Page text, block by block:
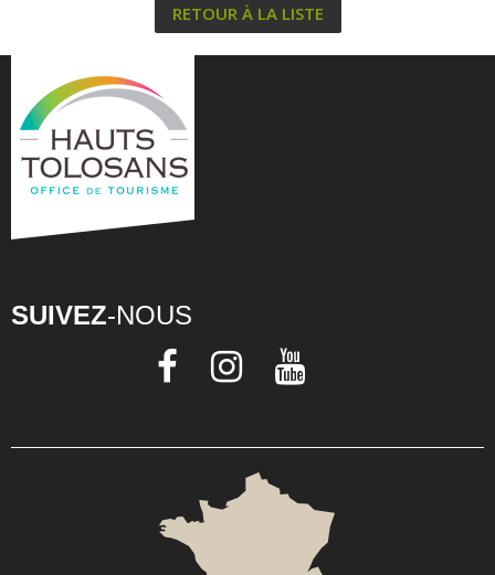
RETOUR À LA LISTE
SUIVEZ-NOUS